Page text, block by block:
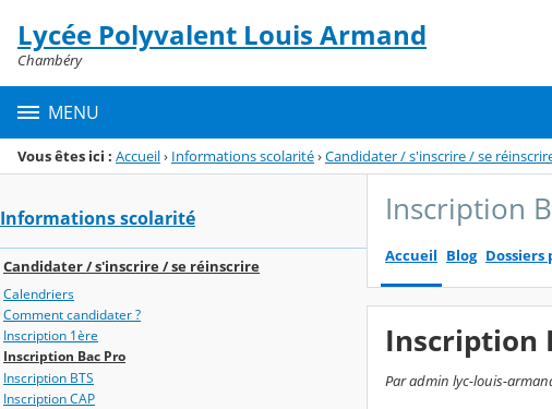
Menu de la rubrique
Contenu
Lycée Polyvalent Louis Armand
Chambéry
MENU
Vous êtes ici : Accueil› Informations scolarité›Candidater / s'inscrire / se
Informations scolarité
Candidater / s'inscrire / se réinscrire
Calendriers
Comment candidater ?
Inscription 1ère
Inscription Bac Pro
Inscription BTS
Inscription CAP
Inscription
Accueil Blog Dossiers
Inscription
Par admin lyc-louis-